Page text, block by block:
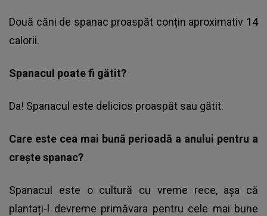
Două căni de spanac proaspăt conțin aproximativ 14
calorii.
Spanacul poate fi gătit?
Da! Spanacul este delicios proaspăt sau gătit.
Care este cea mai bună perioadă a anului pentru a
crește spanac?
Spanacul este o cultură cu vreme rece, așa că
plantați-l devreme primăvara pentru cele mai bune